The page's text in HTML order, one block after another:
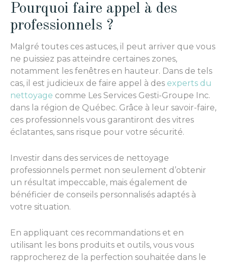
Pourquoi faire appel à des
professionnels ?
Malgré toutes ces astuces, il peut arriver que vous
ne puissiez pas atteindre certaines zones,
notamment les fenêtres en hauteur. Dans de tels
cas, il est judicieux de faire appel à des experts du
nettoyage comme Les Services Gesti-Groupe Inc.
dans la région de Québec. Grâce à leur savoir-faire,
ces professionnels vous garantiront des vitres
éclatantes, sans risque pour votre sécurité.
Investir dans des services de nettoyage
professionnels permet non seulement d’obtenir
un résultat impeccable, mais également de
bénéficier de conseils personnalisés adaptés à
votre situation.
En appliquant ces recommandations et en
utilisant les bons produits et outils, vous vous
rapprocherez de la perfection souhaitée dans le